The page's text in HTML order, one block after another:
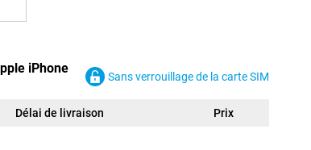
iPhone
Sans verrouillage de la carte SIM
Délai de livraison Prix